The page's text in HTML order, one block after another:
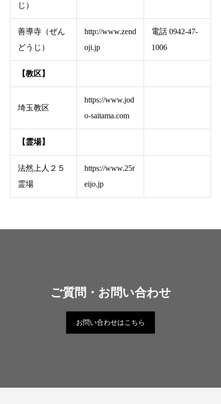
じ）
善導寺（ぜん
どうじ）
http://www.zend
oji.jp
電話 0942-47-
1006
【教区】
埼玉教区
https://www.jod
o-saitama.com
【霊場】
法然上人２５
霊場
https://www.25r
eijo.jp
ご質問・お問い合わせ
お問い合わせはこちら